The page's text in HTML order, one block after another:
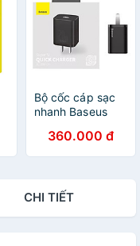
Bộ cốc cáp sạc
nhanh Baseus
Củ sạc nhanh
IP12 Baseus 20W
nhanh QC3.0 PD
360.000 đ
CHI TIẾT